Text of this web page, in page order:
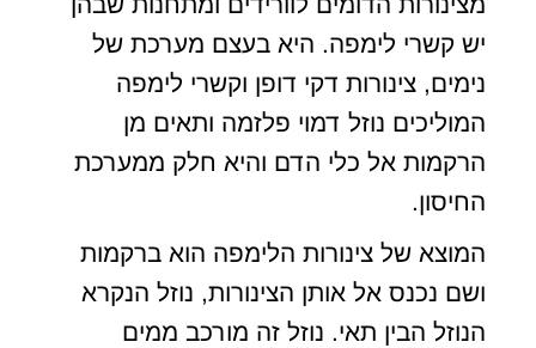
יש קשרי לימפה. היא בעצם מערכת של
נימים, צינורות דקי דופן וקשרי לימפה
המוליכים נוזל דמוי פלזמה ותאים מן
הרקמות אל כלי הדם והיא חלק ממערכת
החיסון.
המוצא של צינורות הלימפה הוא ברקמות
ושם נכנס אל אותן הצינורות, נוזל הנקרא
הנוזל הבין תאי. נוזל זה מורכב ממים